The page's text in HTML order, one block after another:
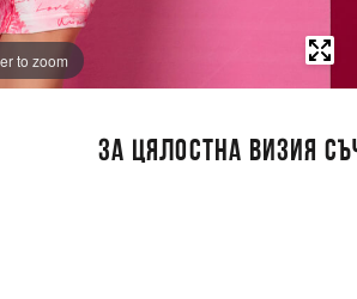
to zoom
ЗА ЦЯЛОСТНА ВИЗИЯ